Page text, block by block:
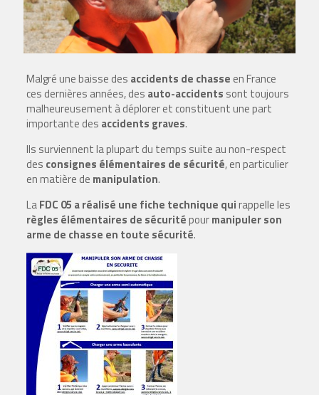
Malgré une baisse des accidents de chasse en France
ces dernières années, des auto-accidents sont toujours
malheureusement à déplorer et constituent une part
importante des accidents graves.
Ils surviennent la plupart du temps suite au non-respect
des consignes élémentaires de sécurité, en particulier
en matière de manipulation.
LaFDC 05 a réalisé une fiche technique quirappelle les
règles élémentaires de sécuritépourmanipuler son
arme de chasse en toute sécurité.